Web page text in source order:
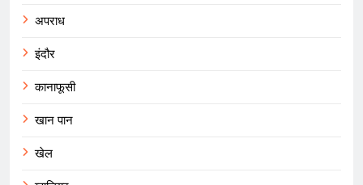
अपराध
इंदौर
कानाफूसी
खान पान
खेल